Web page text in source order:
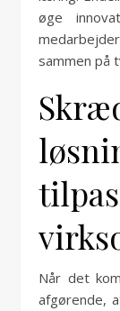
øge
sammen på
Når det
afgørende,